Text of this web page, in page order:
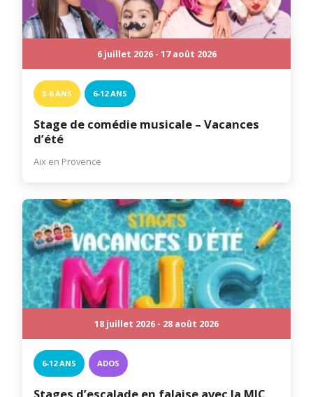
6 juillet 2026 - 17 août 2026
3-6 ANS 6-12 ANS
Stage de comédie musicale – Vacances
d’été
Aix en Provence
18 juillet 2026 - 28 août 2026
6-12 ANS ADOS
Stages d’escalade en falaise avec la MJC